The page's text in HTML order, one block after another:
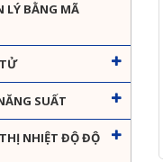
LÝ BẰNG MÃ
SUẤT
NHIỆT ĐỘ ĐỘ